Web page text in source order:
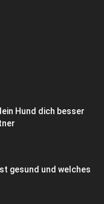
Hund dich besser
gesund und welches